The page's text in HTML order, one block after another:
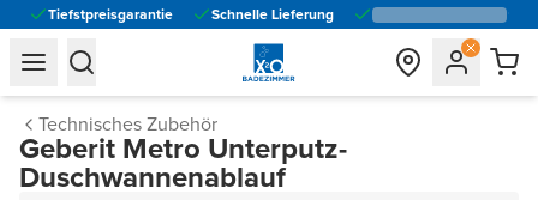
Tiefstpreisgarantie Schnelle Lieferung
general.navigation.toggle_menu.label
general.navigation.toggle_menu.label
Technisches Zubehör
Geberit Metro Unterputz-
Duschwannenablauf